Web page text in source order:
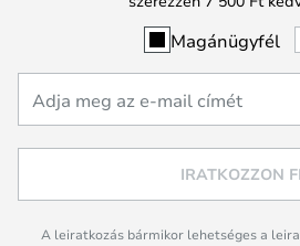
Magánügyfél
IRATKOZZON
A leiratkozás bármikor lehetséges a